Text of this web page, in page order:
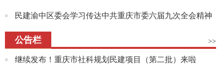
民建渝中区委会学习传达中共重庆市委六届九次全会精神
公告栏 >>
继续发布！重庆市社科规划民建项目（第二批）来啦